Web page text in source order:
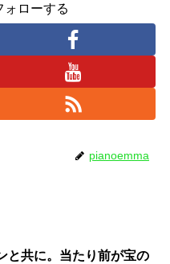
ォローする
pianoemma
と共に。当たり前が宝の